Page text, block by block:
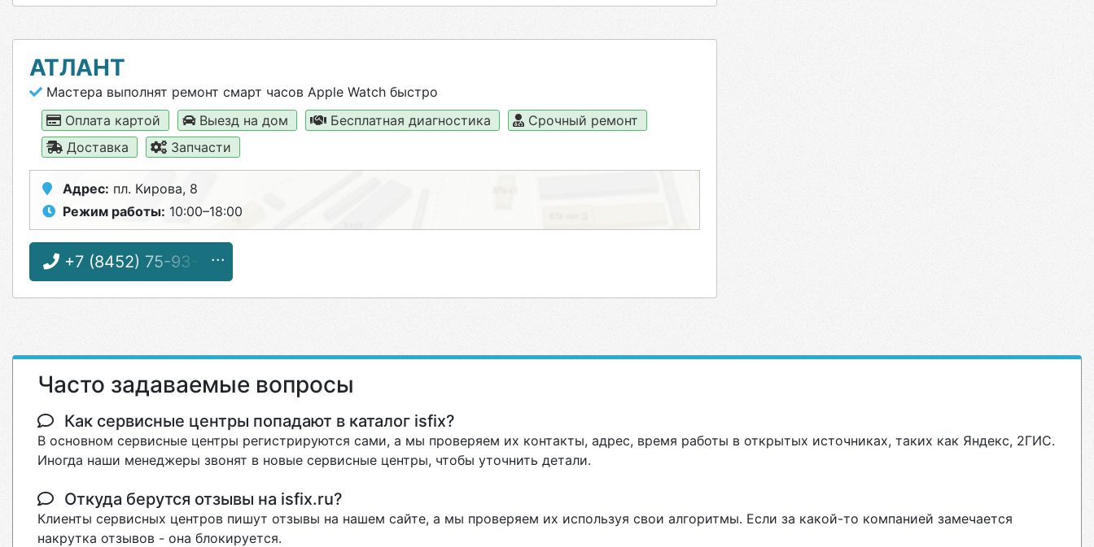
АТЛАНТ
Мастера выполнят ремонт смарт часов Apple Watch быстро
Оплата картой
Выезд на дом Бесплатная диагностика
Срочный ремонт
Доставка
Запчасти
Адрес: пл. Кирова, 8
Режим работы: 10:00–18:00
+7 (8452) 75-93-32
Часто задаваемые вопросы
Как сервисные центры попадают в каталог isfix?
В основном сервисные центры регистрируются сами, а мы проверяем их контакты, адрес, время работы в открытых источниках, таких как Яндекс, 2ГИС.
Иногда наши менеджеры звонят в новые сервисные центры, чтобы уточнить детали.
Откуда берутся отзывы на isfix.ru?
Клиенты сервисных центров пишут отзывы на нашем сайте, а мы проверяем их используя свои алгоритмы. Если за какой-то компанией замечается
накрутка отзывов - она блокируется.